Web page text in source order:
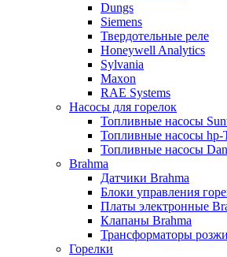
Dungs
Siemens
Твердотельные реле
Honeywell Analytics
Sylvania
Maxon
RAE Systems
Насосы для горелок
Топливные насосы
Топливные насосы hp-
Топливные насосы
Brahma
Датчики Brahma
Блоки управления
Платы электронные
Клапаны Brahma
Трансформаторы
Горелки